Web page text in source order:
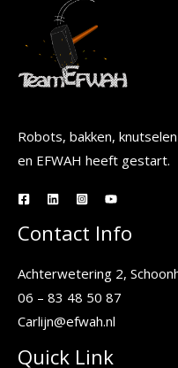
Robots, bakken,
en EFWAH heeft gestart.
Contact Info
Achterwetering 2,
06 – 83 48 50 87
Carlijn@efwah.nl
Quick Link